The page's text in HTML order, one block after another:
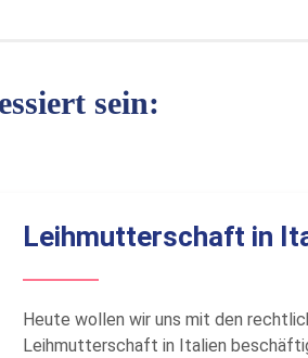
sein:
Leihmutterschaft in
Heute wollen wir uns mit den
Leihmutterschaft in Italien